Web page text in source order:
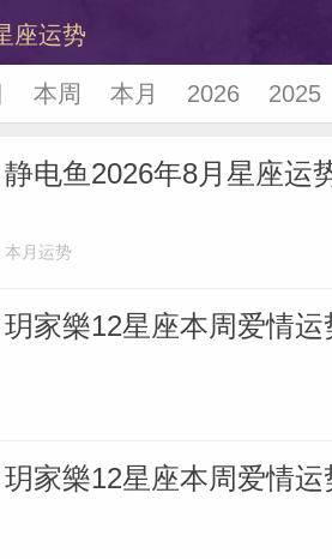
座运势
本周 本月 2026 2025
静电鱼2026年8月星座运
本月运势
玥家樂12星座本周爱情运
玥家樂12星座本周爱情运